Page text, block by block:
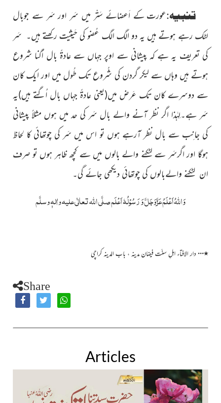
تنبیہ:عورت کے اَعضائے سَتْر میں سَر اور سَر سے جوبال
لٹک رہے ہوتے ہیں یہ دو الگ الگ عُضو کی حَیثِیّت رکھتے ہیں۔ سَر
کی تعریف یہ ہے کہ پیشانی سے اوپر جہاں سے عادۃً بال اُگنا شروع
ہوتے ہیں وہاں سے لیکر گردن کی شُروع تک طُول میں اور ایک کان
سے دوسرے کان تک عَرض میں(یعنی عادۃً جہاں بال اُگتے ہیں)یہ
سَر ہے۔لِہٰذا اگر نظر آنے والے بال سَر کی حد میں ہوں مثلاً پیشانی
کی جانِب سے بال نظر آرہے ہوں تو اس میں سَر کی چوتھائی کا لِحاظ
ہوگا اور اگرسَر سے لٹکنے والے بالوں میں سے کچھ ظاہر ہوں تو صرف
ان لٹکنے والےبالوں کی چوتھائی دیکھی جائے گی۔
وَاللہُ اَعْلَمُ عَزَّوَجَلَّ وَ رَسُوْلُہٗ اَعْلَم صلَّی اللہ تعالٰی علیہ واٰلہٖ وسلَّم
٭… دار الافتاء اہلِ سنّت فیضان مدینہ ، باب المدینہ کراچی
Share
Articles